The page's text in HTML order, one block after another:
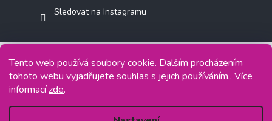
Tento web používá soubory cookie. Dalším procházením
tohoto webu vyjadřujete souhlas s jejich používáním.. Více
informacízde.
Sledovat na Instagramu
Copyright 2026Jasminkashop.cz. Všechna práva vyhrazena.